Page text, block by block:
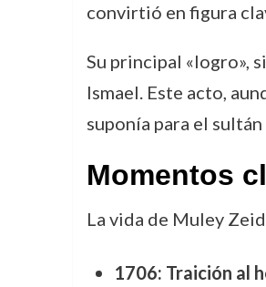
convirtió en figura
Su principal «logro»,
Ismael. Este acto,
suponía para el
Momentos
La vida de Muley
1706: Traición al